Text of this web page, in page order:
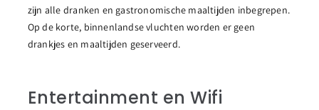
zijn alle dranken en gastronomische maaltijden inbegrepen.
Op de korte, binnenlandse vluchten worden er geen
drankjes en maaltijden geserveerd.
Entertainment en Wifi